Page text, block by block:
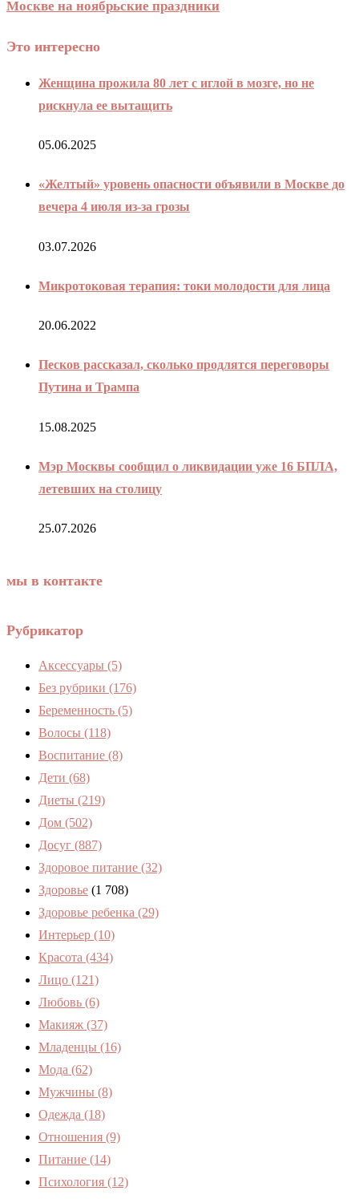
Москве на ноябрьские праздники
Это интересно
Женщина прожила 80 лет с иглой в мозге, но не
рискнула ее вытащить
05.06.2025
«Желтый» уровень опасности объявили в Москве до
вечера 4 июля из-за грозы
03.07.2026
Микротоковая терапия: токи молодости для лица
20.06.2022
Песков рассказал, сколько продлятся переговоры
Путина и Трампа
15.08.2025
Мэр Москвы сообщил о ликвидации уже 16 БПЛА,
летевших на столицу
25.07.2026
мы в контакте
Рубрикатор
Аксессуары (5)
Без рубрики (176)
Беременность (5)
Волосы (118)
Воспитание (8)
Дети (68)
Диеты (219)
Дом (502)
Досуг (887)
Здоровое питание (32)
Здоровье (1 708)
Здоровье ребенка (29)
Интерьер (10)
Красота (434)
Лицо (121)
Любовь (6)
Макияж (37)
Младенцы (16)
Мода (62)
Мужчины (8)
Одежда (18)
Отношения (9)
Питание (14)
Психология (12)